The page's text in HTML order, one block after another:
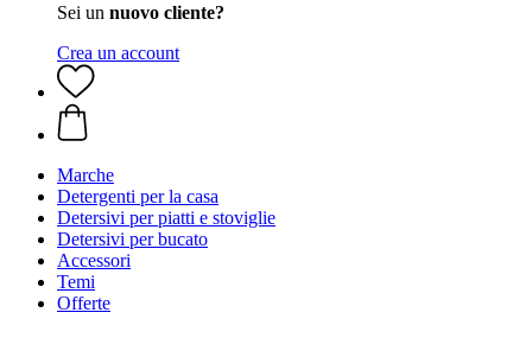
Sei un nuovo cliente?
Crea un account
Marche
Detergenti per la casa
Detersivi per piatti e stoviglie
Detersivi per bucato
Accessori
Temi
Offerte